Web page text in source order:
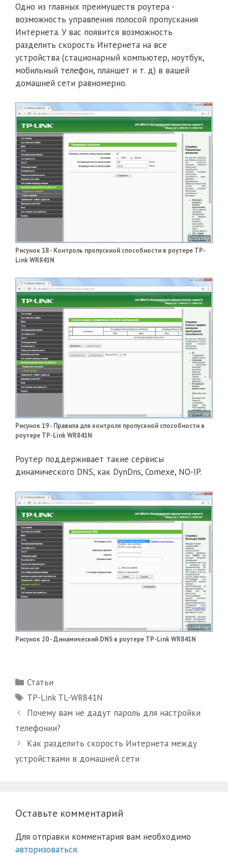
Одно из главных преимуществ роутера -
возможность управления полосой пропускания
Интернета. У вас появится возможность
разделить скорость Интернета на все
устройства (стационарный компьютер, ноутбук,
мобильный телефон, планшет и т. д) в вашей
домашней сети равномерно.
Рисунок 18 - Контроль пропускной способности в роутере TP-
Link WR841N
Рисунок 19 - Правила для контроля пропускной способности в
роутере TP-Link WR841N
Роутер поддерживает такие сервисы
динамического DNS, как DynDns, Comexe, NO-IP.
Рисунок 20 - Динамический DNS в роутере TP-Link WR841N
Рубрики
Статьи
Метки
TP-Link TL-WR841N
Почему вам не дадут пароль для настройки
телефонии?
Как разделить скорость Интернета между
устройствами в домашней сети
Оставьте комментарий
Для отправки комментария вам необходимо
авторизоваться.